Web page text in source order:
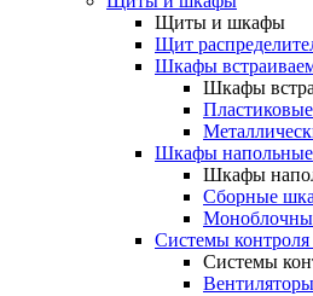
Щиты и шкафы
Щит
Шкафы
Шкафы
Шкафы напольные
Шкафы
Сборные
Системы
Системы